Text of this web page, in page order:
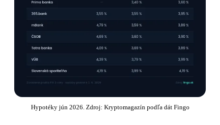
Hypotéky jún 2026. Zdroj: Kryptomagazín podľa dát Fingo